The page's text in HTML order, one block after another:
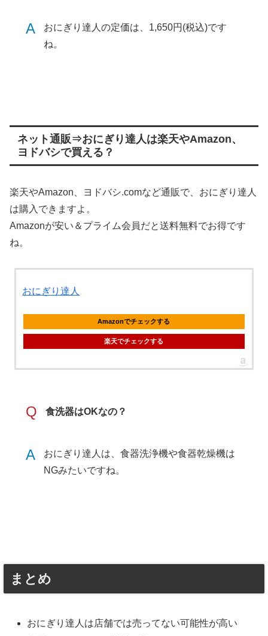
A
おにぎり達人の定価は、1,650円(税込)です
ね。
ネット通販⇒おにぎり達人は楽天やAmazon、
ヨドバシで買える？
楽天やAmazon、ヨドバシ.comなど通販で、おにぎり達人
は購入できますよ。
Amazonが安い＆プライム会員だと送料無料でお得です
ね。
おにぎり達人
Amazonでチェックする
楽天でチェックする
Q 食洗器はOKなの？
A
おにぎり達人は、食器洗浄機や食器乾燥機は
NGみたいですね。
まとめ
おにぎり達人は店舗では売ってない可能性が高い